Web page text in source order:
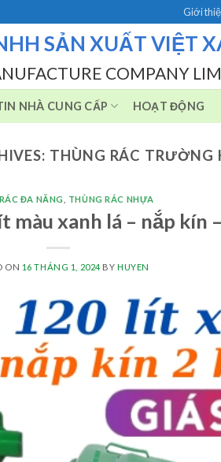
Giới
SẢN XUẤT VIỆT
COMPANY
NHÀ CUNG CẤP HOẠT ĐỘNG
THÙNG RÁC
ĐA NĂNG THÙNG RÁC NHỰA
xanh lá – nắp kín
ON 16 THÁNG 1, 2024BY HUYEN